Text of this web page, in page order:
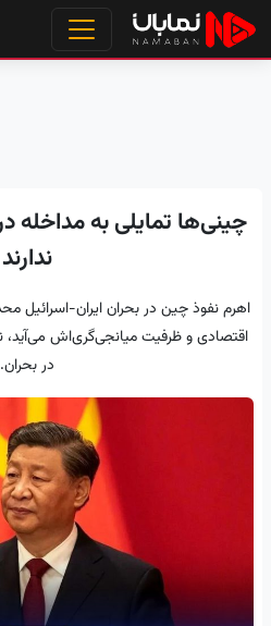
چینی‌ها تمایلی به مداخله
ندارند
اهرم نفوذ چین در بحران ایران-اسرائیل
اقتصادی و ظرفیت میانجی‌گری‌اش می‌آید،
در بحران.